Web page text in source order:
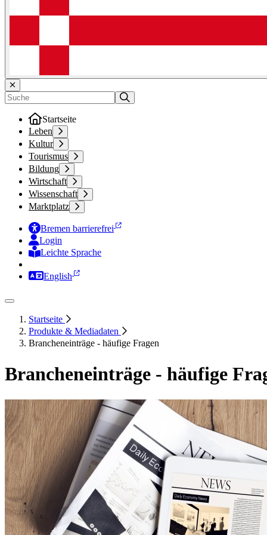
Startseite
Leben
Kultur
Tourismus
Bildung
Wirtschaft
Wissenschaft
Marktplatz
Bremen barrierefrei
Login
Leichte Sprache
English
Startseite
Produkte & Mediadaten
Brancheneinträge - häufige Fragen
Brancheneinträge - häufige